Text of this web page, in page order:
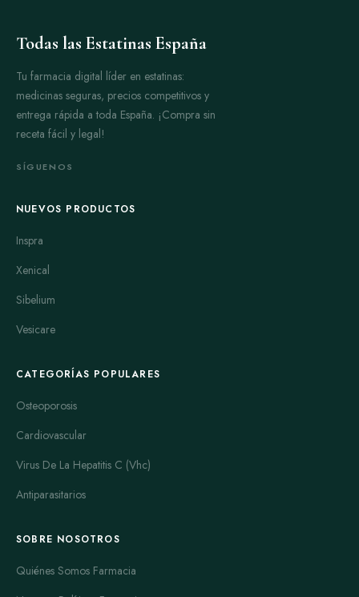
Todas las Estatinas España
Tu farmacia digital líder en estatinas:
medicinas seguras, precios competitivos y
entrega rápida a toda España. ¡Compra sin
receta fácil y legal!
SÍGUENOS
NUEVOS PRODUCTOS
Inspra
Xenical
Sibelium
Vesicare
CATEGORÍAS POPULARES
Osteoporosis
Cardiovascular
Virus De La Hepatitis C (Vhc)
Antiparasitarios
SOBRE NOSOTROS
Quiénes Somos Farmacia